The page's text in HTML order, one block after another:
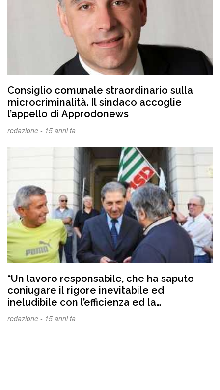
Consiglio comunale straordinario sulla
microcriminalità. Il sindaco accoglie
l’appello di Approdonews
redazione - 15 anni fa
“Un lavoro responsabile, che ha saputo
coniugare il rigore inevitabile ed
ineludibile con l’efficienza ed la
produttività della spesa regionale”
redazione - 15 anni fa